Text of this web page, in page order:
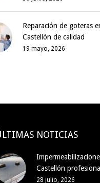
Reparación de goteras
Castellón de calidad
19 mayo, 2026
NOTICIAS
Castellón
28 julio, 2026